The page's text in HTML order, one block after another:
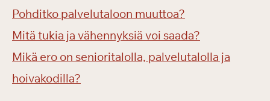
Pohditko palvelutaloon muuttoa?
Mitä tukia ja vähennyksiä voi saada?
Mikä ero on senioritalolla, palvelutalolla ja
hoivakodilla?